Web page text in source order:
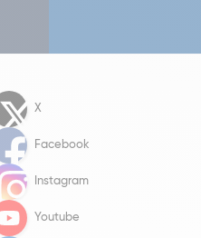
X
Facebook
Instagram
Youtube